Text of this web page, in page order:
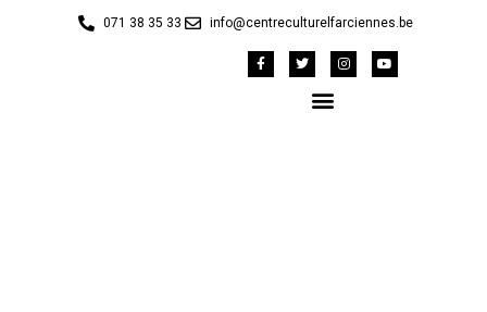
071 38 35 33 info@centreculturelfarciennes.be